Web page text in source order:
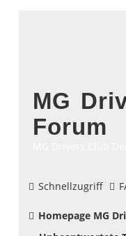
MG
Forum
Schnellzugriff
Homepage MG